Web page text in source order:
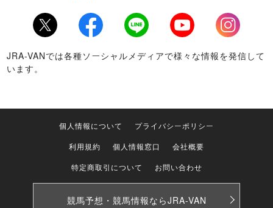
Twitter Facebook LINE Youtube
Instagram
JRA-VANでは各種ソーシャルメディアで様々な情報を発信して
います。
個人情報について
プライバシーポリシー
利用規約
個人情報窓口
会社概要
特定商取引について
お問い合わせ
競馬予想・競馬情報ならJRA-VAN